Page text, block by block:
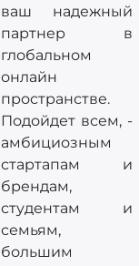
ваш надежный
партнер в
глобальном
онлайн
пространстве.
Подойдет всем, -
амбициозным
стартапам и
брендам,
студентам и
семьям,
большим